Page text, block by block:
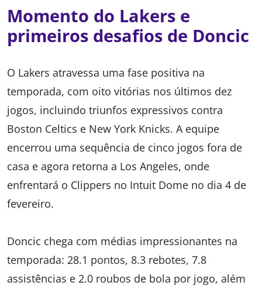
Momento do Lakers e
primeiros desafios de Doncic
O Lakers atravessa uma fase positiva na
temporada, com oito vitórias nos últimos dez
jogos, incluindo triunfos expressivos contra
Boston Celtics e New York Knicks. A equipe
encerrou uma sequência de cinco jogos fora de
casa e agora retorna a Los Angeles, onde
enfrentará o Clippers no Intuit Dome no dia 4 de
fevereiro.
Doncic chega com médias impressionantes na
temporada: 28.1 pontos, 8.3 rebotes, 7.8
assistências e 2.0 roubos de bola por jogo, além